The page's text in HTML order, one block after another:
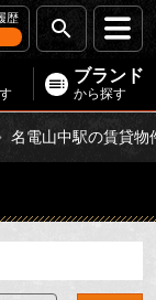
歴
ブランド
から探す
名電山中駅の賃貸物